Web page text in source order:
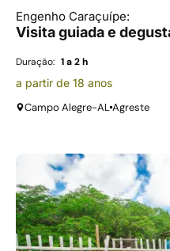
Engenho Caraçuípe:
Visita guiada e
Duração: 1 a 2 h
a partir de 18 anos
Campo Alegre-ALAgreste